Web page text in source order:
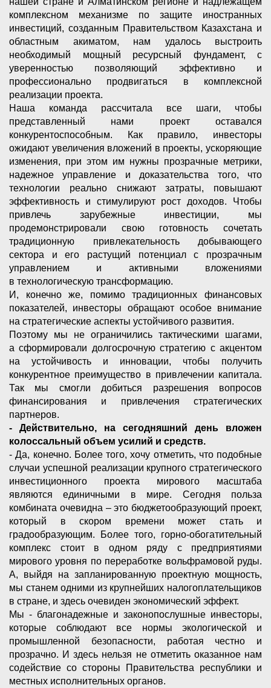
комплексном механизме по защите иностранных
инвестиций, созданным Правительством Казахстана и
областным акиматом, нам удалось выстроить
необходимый мощный ресурсный фундамент, с
уверенностью позволяющий эффективно и
профессионально продвигаться в комплексной
реализации проекта.
Наша команда рассчитала все шаги, чтобы
представленный нами проект оставался
конкурентоспособным. Как правило, инвесторы
ожидают увеличения вложений в проекты, ускоряющие
изменения, при этом им нужны прозрачные метрики,
надежное управление и доказательства того, что
технологии реально снижают затраты, повышают
эффективность и стимулируют рост доходов. Чтобы
привлечь зарубежные инвестиции, мы
продемонстрировали свою готовность сочетать
традиционную привлекательность добывающего
сектора и его растущий потенциал с прозрачным
управлением и активными вложениями
в технологическую трансформацию.
И, конечно же, помимо традиционных финансовых
показателей, инвесторы обращают особое внимание
на стратегические аспекты устойчивого развития.
Поэтому мы не ограничились тактическими шагами,
а сформировали долгосрочную стратегию с акцентом
на устойчивость и инновации, чтобы получить
конкурентное преимущество в привлечении капитала.
Так мы смогли добиться разрешения вопросов
финансирования и привлечения стратегических
партнеров.
- Действительно, на сегодняшний день вложен
колоссальный объем усилий и средств.
- Да, конечно. Более того, хочу отметить, что подобные
случаи успешной реализации крупного стратегического
инвестиционного проекта мирового масштаба
являются единичными в мире. Сегодня польза
комбината очевидна – это бюджетообразующий проект,
который в скором времени может стать и
градообразующим. Более того, горно-обогатительный
комплекс стоит в одном ряду с предприятиями
мирового уровня по переработке вольфрамовой руды.
А, выйдя на запланированную проектную мощность,
мы станем одними из крупнейших налогоплательщиков
в стране, и здесь очевиден экономический эффект.
Мы - благонадежные и законопослушные инвесторы,
которые соблюдают все нормы экологической и
промышленной безопасности, работая честно и
прозрачно. И здесь нельзя не отметить оказанное нам
содействие со стороны Правительства республики и
местных исполнительных органов.